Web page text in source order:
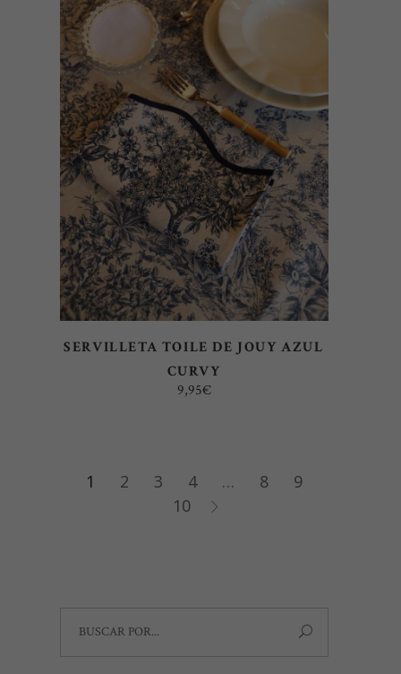
AÑADIR AL CARRITO
SERVILLETA TOILE DE JOUY AZUL
CURVY
9,95€
1 2 3 4 … 8
9
10